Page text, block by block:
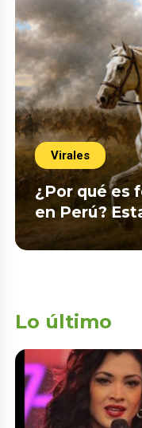
Virales
¿Por qué es
en Perú?
Lo último